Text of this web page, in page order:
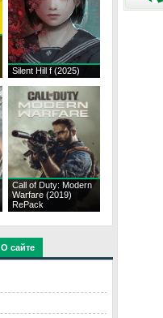
Silent Hill f (2025)
Call of Duty: Modern
Warfare (2019)
RePack
О сайте